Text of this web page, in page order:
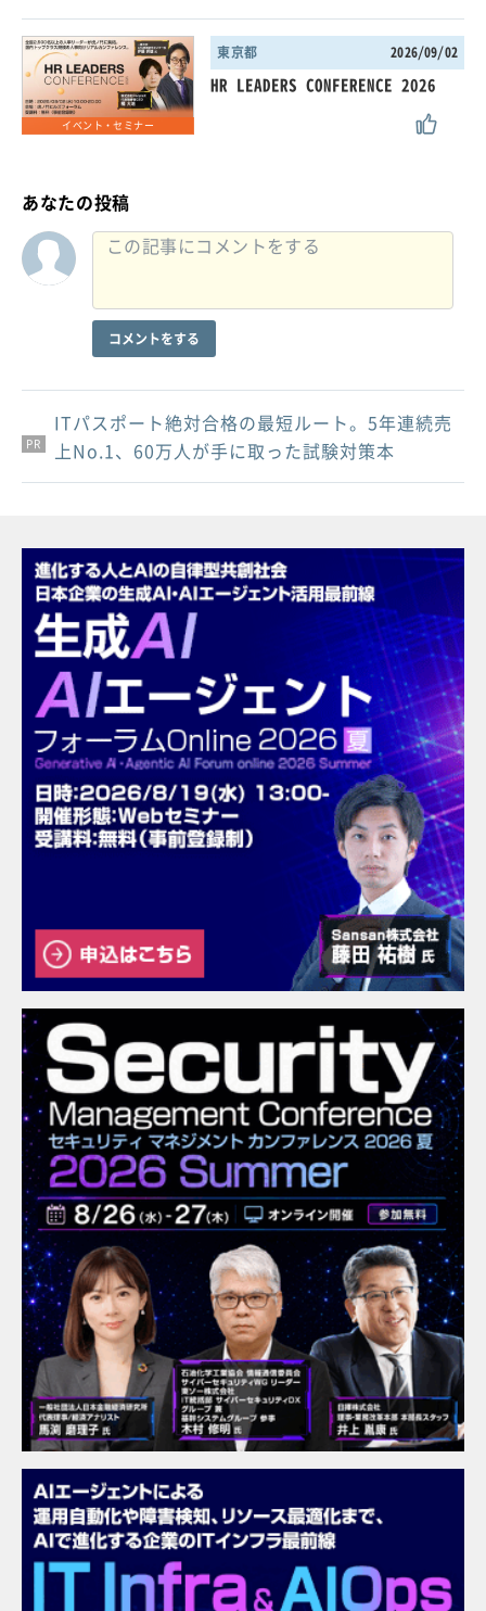
イベント・セミナー
東京都 2026/09/02
HR LEADERS CONFERENCE 2026
あなたの投稿
コメントをする
PR
PR
PR
ITパスポート絶対合格の最短ルート。5年連続売
上No.1、60万人が手に取った試験対策本